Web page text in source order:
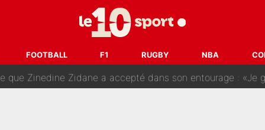
FOOTBALL F1 RUGBY NBA
Paul Seixas est confirmée... et c'est une excellente nouvelle
Le PSG avait déjà réalisé une folie sur le mercato bien
que Zinedine Zidane a accepté dans son entourage : «Je